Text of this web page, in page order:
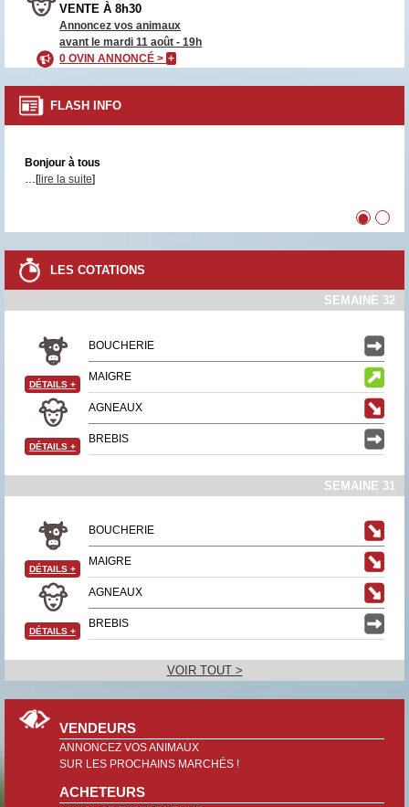
VENTE À 8h30
Annoncez vos animaux
avant le mardi 11 août - 19h
0 OVIN ANNONCÉ >+
FLASH INFO
Bonjour à tous
…[lire la suite]
••
LES COTATIONS
SEMAINE 32
BOUCHERIE
MAIGRE
DÉTAILS +
AGNEAUX
BREBIS
DÉTAILS +
SEMAINE 31
BOUCHERIE
MAIGRE
DÉTAILS +
AGNEAUX
BREBIS
DÉTAILS +
VOIR TOUT >
VENDEURS
ANNONCEZ VOS ANIMAUX
SUR LES PROCHAINS MARCHÉS !
ACHETEURS